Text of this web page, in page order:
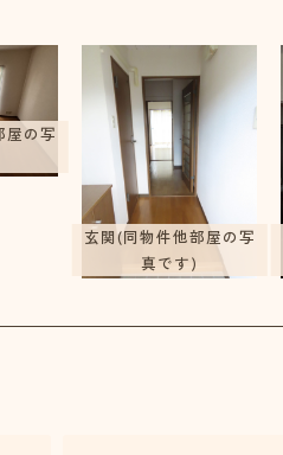
屋の写
玄関(同物件他部屋の写
真です)